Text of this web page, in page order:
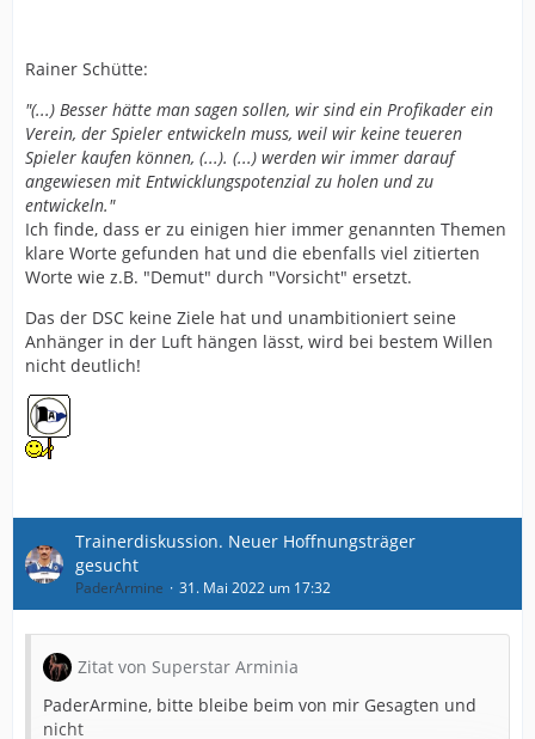
Rainer Schütte:
"(...) Besser hätte man sagen sollen, wir sind ein Profikader ein
Verein, der Spieler entwickeln muss, weil wir keine teueren
Spieler kaufen können, (...). (...) werden wir immer darauf
angewiesen mit Entwicklungspotenzial zu holen und zu
entwickeln."
Ich finde, dass er zu einigen hier immer genannten Themen
klare Worte gefunden hat und die ebenfalls viel zitierten
Worte wie z.B. "Demut" durch "Vorsicht" ersetzt.
Das der DSC keine Ziele hat und unambitioniert seine
Anhänger in der Luft hängen lässt, wird bei bestem Willen
nicht deutlich!
Trainerdiskussion. Neuer Hoffnungsträger
gesucht
PaderArmine 31. Mai 2022 um 17:32
Zitat von Superstar Arminia
PaderArmine, bitte bleibe beim von mir Gesagten und
nicht